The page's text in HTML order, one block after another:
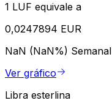
1 LUF equivale a
0,0247894 EUR
NaN (NaN%) Semanal
Ver gráfico
Libra esterlina